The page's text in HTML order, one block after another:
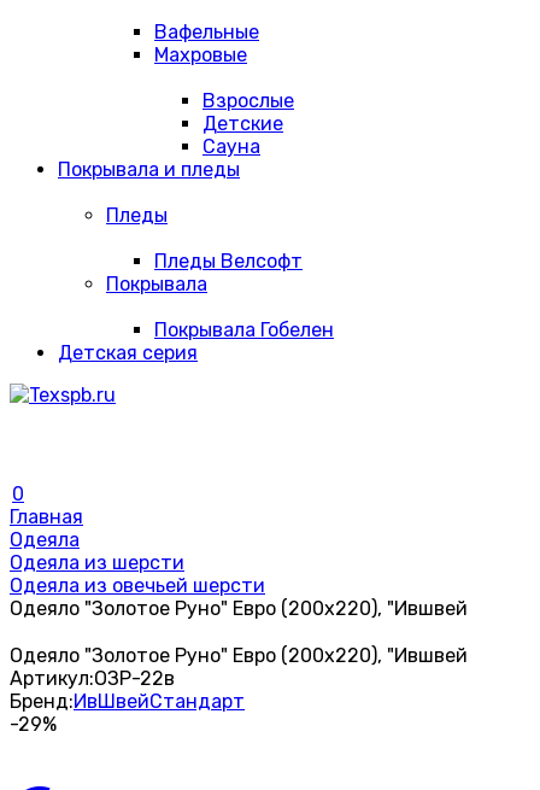
Вафельные
Махровые
Взрослые
Детские
Сауна
Покрывала и пледы
Пледы
Пледы Велсофт
Покрывала
Покрывала Гобелен
Детская серия
0
Главная
Одеяла
Одеяла из шерсти
Одеяла из овечьей шерсти
Одеяло "Золотое Руно" Евро (200х220), "Ившвей
Одеяло "Золотое Руно" Евро (200х220), "Ившвей
Артикул:ОЗР-22в
Бренд:ИвШвейСтандарт
-29%